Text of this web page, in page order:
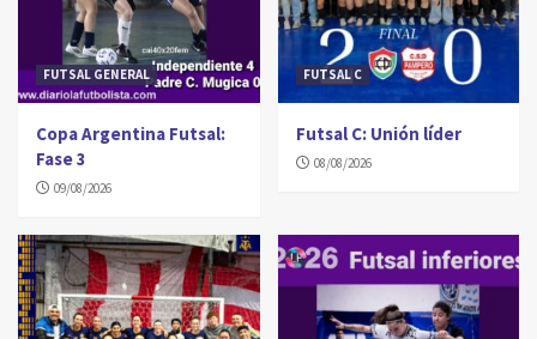
FUTSAL GENERAL
Copa Argentina Futsal:
Fase 3
09/08/2026
FUTSAL C
Futsal C: Unión líder
08/08/2026